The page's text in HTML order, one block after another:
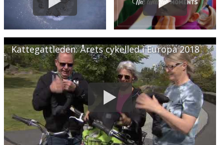
Kattegattleden: Årets cykelled i Europa 2018